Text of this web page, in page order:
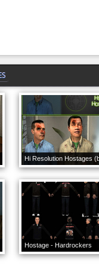
Hi Resolution Hostages
Hostage - Hardrockers